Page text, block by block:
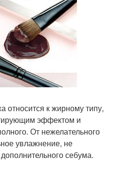
относится к жирному типу,
эффектом и
От нежелательного
увлажнение, не
себума.